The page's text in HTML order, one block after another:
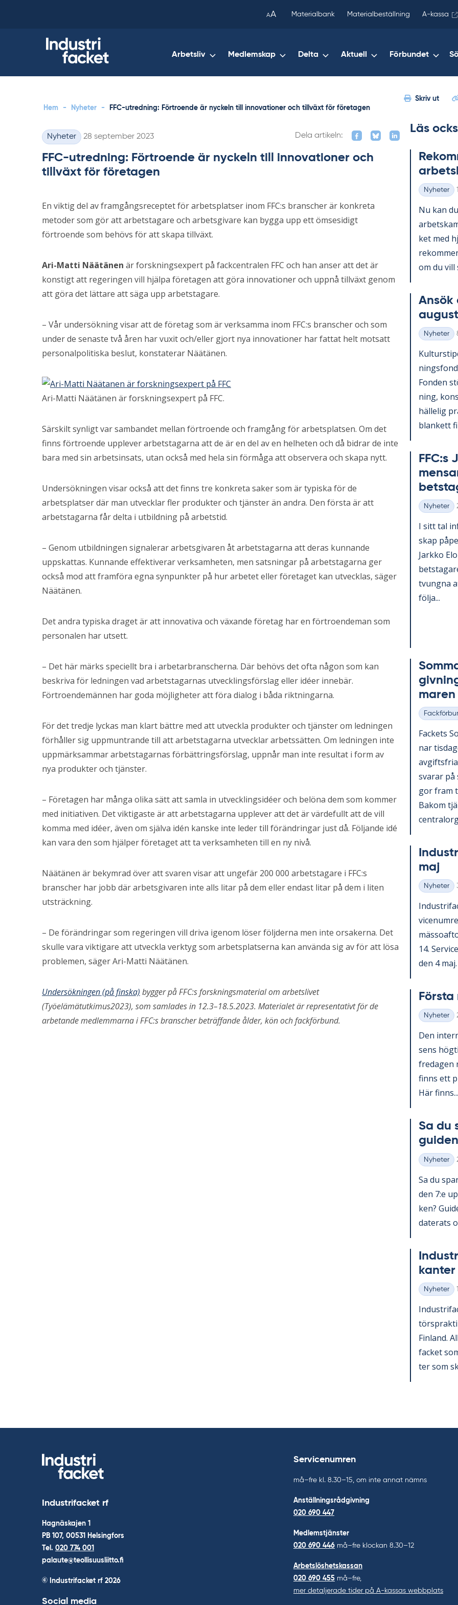
AA Materialbank Materialbeställning A-kassa
Arbetsliv Medlemskap Delta Aktuell Förbundet
Hem - Nyheter - FFC-utredning: Förtroende är nyckeln till innovationer och tillväxt för företagen
Skriv ut
Kategorier
Nyheter Skriven
28 september 2023 Dela artikeln:
FFC-utredning: Förtroende är nyckeln till innovationer och
tillväxt för företagen
En viktig del av framgångsreceptet för arbetsplatser inom FFC:s branscher är konkreta
metoder som gör att arbetstagare och arbetsgivare kan bygga upp ett ömsesidigt
förtroende som behövs för att skapa tillväxt.
Ari-Matti Näätänen är forskningsexpert på fackcentralen FFC och han anser att det är
konstigt att regeringen vill hjälpa företagen att göra innovationer och uppnå tillväxt genom
att göra det lättare att säga upp arbetstagare.
– Vår undersökning visar att de företag som är verksamma inom FFC:s branscher och som
under de senaste två åren har vuxit och/eller gjort nya innovationer har fattat helt motsatt
personalpolitiska beslut, konstaterar Näätänen.
Ari-Matti Näätänen är forskningsexpert på FFC.
Särskilt synligt var sambandet mellan förtroende och framgång för arbetsplatsen. Om det
finns förtroende upplever arbetstagarna att de är en del av en helheten och då bidrar de inte
bara med sin arbetsinsats, utan också med hela sin förmåga att observera och skapa nytt.
Undersökningen visar också att det finns tre konkreta saker som är typiska för de
arbetsplatser där man utvecklar fler produkter och tjänster än andra. Den första är att
arbetstagarna får delta i utbildning på arbetstid.
– Genom utbildningen signalerar arbetsgivaren åt arbetstagarna att deras kunnande
uppskattas. Kunnande effektiverar verksamheten, men satsningar på arbetstagarna ger
också mod att framföra egna synpunkter på hur arbetet eller företaget kan utvecklas, säger
Näätänen.
Det andra typiska draget är att innovativa och växande företag har en förtroendeman som
personalen har utsett.
– Det här märks speciellt bra i arbetarbranscherna. Där behövs det ofta någon som kan
beskriva för ledningen vad arbetstagarnas utvecklingsförslag eller idéer innebär.
Förtroendemännen har goda möjligheter att föra dialog i båda riktningarna.
För det tredje lyckas man klart bättre med att utveckla produkter och tjänster om ledningen
förhåller sig uppmuntrande till att arbetstagarna utvecklar arbetssätten. Om ledningen inte
uppmärksammar arbetstagarnas förbättringsförslag, uppnår man inte resultat i form av
nya produkter och tjänster.
– Företagen har många olika sätt att samla in utvecklingsidéer och belöna dem som kommer
med initiativen. Det viktigaste är att arbetstagarna upplever att det är värdefullt att de vill
komma med idéer, även om själva idén kanske inte leder till förändringar just då. Följande idé
kan vara den som hjälper företaget att ta verksamheten till en ny nivå.
Näätänen är bekymrad över att svaren visar att ungefär 200 000 arbetstagare i FFC:s
branscher har jobb där arbetsgivaren inte alls litar på dem eller endast litar på dem i liten
utsträckning.
– De förändringar som regeringen vill driva igenom löser följderna men inte orsakerna. Det
skulle vara viktigare att utveckla verktyg som arbetsplatserna kan använda sig av för att lösa
problemen, säger Ari-Matti Näätänen.
Undersökningen (på finska) bygger på FFC:s forskningsmaterial om arbetslivet
(Työelämätutkimus2023), som samlades in 12.3–18.5.2023. Materialet är representativt för de
arbetande medlemmarna i FFC:s branscher beträffande ålder, kön och fackförbund.
Läs
Kategorier
Nyheter
Nu kan
ket med
om du vill
An­sök
Kategorier
Nyheter
Fon­den
ning,
häl­le­lig
blan­kett
Kategorier
Nyheter
I sitt tal
skap
Jark­ko
tvung­na
följa...
ma­ren
Kategorier
Fac­kets
nar
sva­rar
gor fram
Bakom
maj
Kategorier
Nyheter
14.
den 4
Kategorier
Nyheter
Den
sens
fre­da­gen
fin­ns ett
Här fin­ns...
Sa du
Kategorier
Nyheter
Sa du
den 7:e
ken?
da­te­ra­ts
Kategorier
Nyheter
Fin­land.
fac­ket
ter som
copied
your
clipboard.)
Industrifacket rf
Hagnäskajen 1
PB 107, 00531 Helsingfors
Tel. 020 774 001
palaute@teollisuusliitto.fi
© Industrifacket rf 2026
Social media
Servicenumren
må–fre kl. 8.30–15, om inte annat nämns
Anställningsrådgivning
020 690 447
Medlemstjänster
020 690 446 må–fre klockan 8.30–12
Arbetslöshetskassan
020 690 455 må–fre,
mer detaljerade tider på A-kassas webbplats